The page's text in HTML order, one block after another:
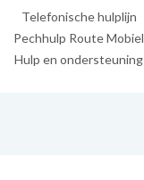
Telefonische hulplijn
Pechhulp Route Mobiel
Hulp en ondersteuning